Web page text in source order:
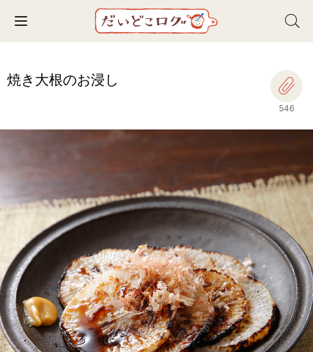
Toggle navigation
焼き大根のお浸し
546